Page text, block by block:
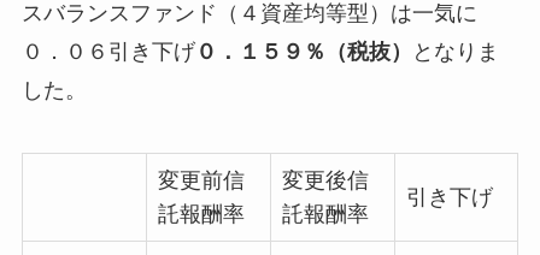
スバランスファンド（４資産均等型）は一気に
０．０６引き下げ０．１５９％（税抜）
となりま
した。
変更前信
託報酬率
変更後信
託報酬率
引き下げ